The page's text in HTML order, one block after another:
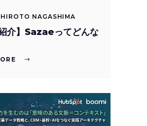
HIROTO NAGASHIMA
紹介】Sazaeってどんな